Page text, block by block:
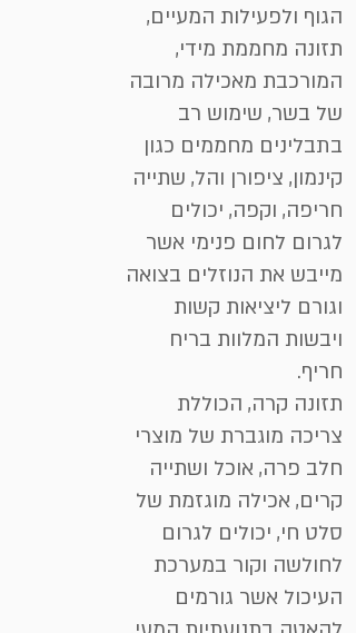
הגוף ולפעילות המעיים,
תזונה מחממת מידי,
המורכבת מאכילה מרובה
של בשר, שימוש רב
בתבלינים מחממים כגון
קינמון, ציפורן והל, שתייה
חריפה, וקפה, יכולים
לגרום לחום פנימי אשר
מייבש את הנוזלים בצואה
וגורם ליציאות קשות
ויבשות המלוות בריח
חריף.
תזונה קרה, הכוללת
צריכה מוגברת של מוצרי
חלב פרה, אוכל ושתייה
קרים, אכילה מוגזמת של
סלט חי, יכולים לגרום
לחולשה וקור במערכת
העיכול אשר גורמים